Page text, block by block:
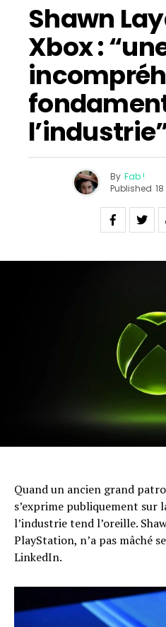
Shawn
Xbox :
By Fab !
Published
Quand un ancien grand
s’exprime publiquement sur
l’industrie tend l’oreille.
PlayStation, n’a pas mâché
LinkedIn.